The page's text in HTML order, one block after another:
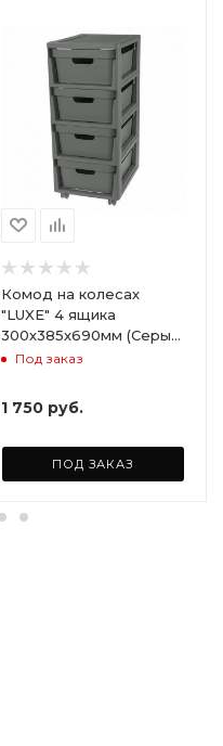
Комод на колесах
"LUXE" 4 ящика
300х385х690мм (Серый)
ARD258086
Под заказ
1 750 руб.
ПОД ЗАКАЗ